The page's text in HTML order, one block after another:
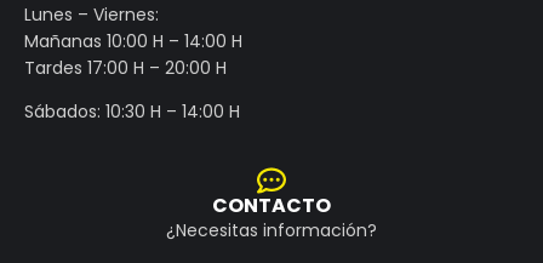
Lunes – Viernes:
Mañanas 10:00 H – 14:00 H
Tardes 17:00 H – 20:00 H
Sábados: 10:30 H – 14:00 H
CONTACTO
¿Necesitas información?